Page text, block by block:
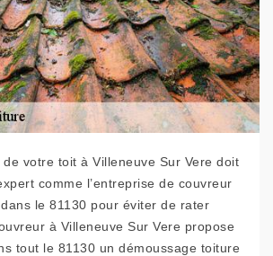
de votre toit à Villeneuve Sur Vere doit
comme l’entreprise de couvreur
le 81130 pour éviter de rater
à Villeneuve Sur Vere propose
tout le 81130 un démoussage toiture